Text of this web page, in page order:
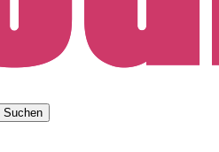
Suchen